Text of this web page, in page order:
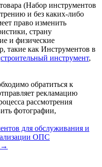
(Набор инструментов
и без каких-либо
право изменить
страну
и физические
такие как Инструментов в
строительный инструмент,
обратиться к
рекламацию
рассмотрения
фотографии,
для обслуживания и
ОПС
→